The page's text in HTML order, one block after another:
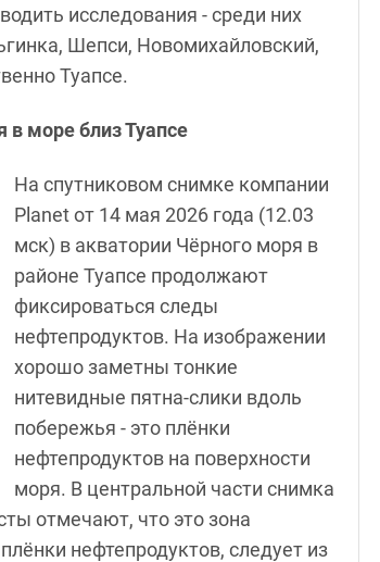
исследования - среди них
Шепси, Новомихайловский,
Туапсе.
море близ Туапсе
На спутниковом снимке компании
Planet от 14 мая 2026 года (12.03
мск) в акватории Чёрного моря в
районе Туапсе продолжают
фиксироваться следы
нефтепродуктов. На изображении
хорошо заметны тонкие
нитевидные пятна-слики вдоль
побережья - это плёнки
нефтепродуктов на поверхности
моря. В центральной части снимка
отмечают, что это зона
нефтепродуктов, следует из